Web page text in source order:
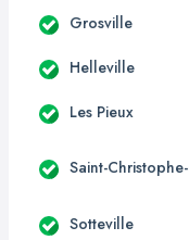
Grosville
Helleville
Les Pieux
Saint-
Sotteville